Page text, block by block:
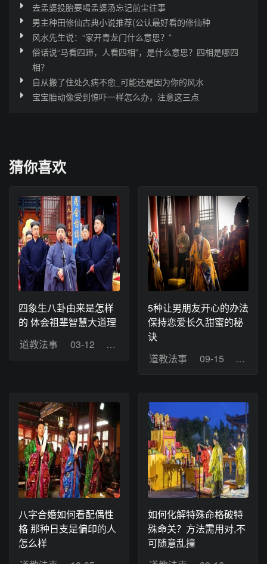
去孟婆投胎要喝孟婆汤忘记前尘往事
男主种田修仙古典小说推荐(公认最好看的修仙种
风水先生说：“家开青龙门什么意思？”
俗话说“马看四蹄，人看四相”，是什么意思？四相是哪四
相？
自从搬了住处久病不愈_可能还是因为你的风水
宝宝胎动像受到惊吓一样怎么办，注意这三点
猜你喜欢
四象生八卦由来是怎样
的 体会祖辈智慧大道理
道教法事
03-12 浏览：6
5种让男朋友开心的办法
保持恋爱长久甜蜜的秘
诀
道教法事
09-15 浏览
八字合婚如何看配偶性
格 那种日支是偏印的人
怎么样
如何化解特殊命格破特
殊命关？方法需用对,不
可随意乱撞